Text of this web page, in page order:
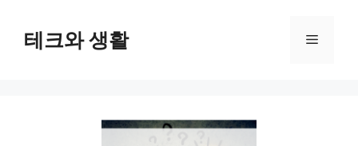
테크와 생활 메